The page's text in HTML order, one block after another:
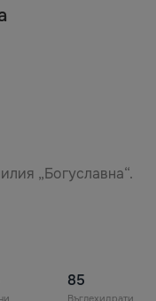
„Богуславна“.
85
Въглехидрати